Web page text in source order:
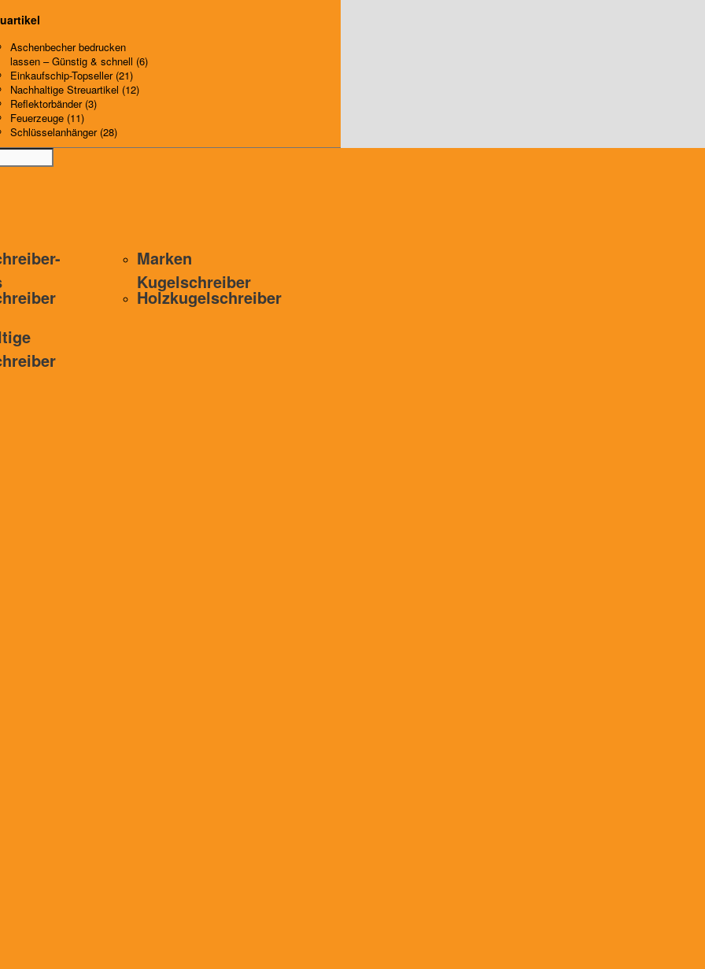
Aschenbecher bedrucken
lassen – Günstig & schnell (6)
Einkaufschip-Topseller (21)
Nachhaltige Streuartikel (12)
Reflektorbänder (3)
Feuerzeuge (11)
Schlüsselanhänger (28)
Marken
Kugelschreiber
Holzkugelschreiber